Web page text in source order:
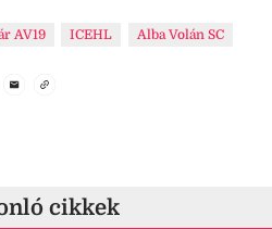
AV19 ICEHL Alba Volán SC
cikkek